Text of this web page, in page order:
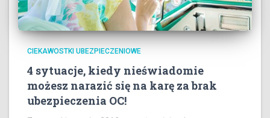
CIEKAWOSTKI UBEZPIECZENIOWE
4 sytuacje, kiedy nieświadomie
możesz narazić się na karę za brak
ubezpieczenia OC!